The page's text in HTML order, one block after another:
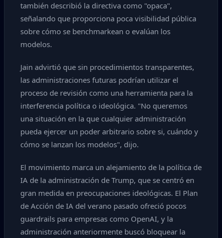
también describió la directiva como "opaca",
señalando que proporciona poca visibilidad pública
sobre cómo se benchmarkean o evalúan los
modelos.
Jain advirtió que sin procedimientos transparentes,
las administraciones futuras podrían utilizar el
proceso de revisión como una herramienta para la
interferencia política o ideológica. "No queremos
una situación en la que cualquier administración
pueda ejercer un poder arbitrario sobre si, cuándo y
cómo se lanzan los modelos", dijo.
El movimiento marca un alejamiento de la política de
IA de la administración de Trump, que se centró en
gran medida en preocupaciones ideológicas. El Plan
de Acción de IA del verano pasado ofreció pocos
guardrails para empresas como OpenAI, y la
administración anteriormente buscó bloquear la